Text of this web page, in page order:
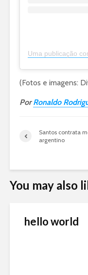
(Fotos e imagens:
PorRonaldo
Santos contrata
argentino
You may also
hello world